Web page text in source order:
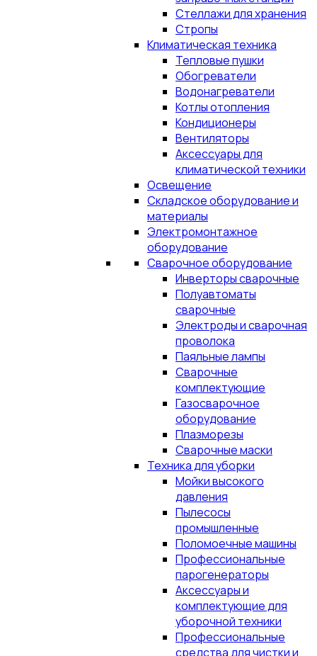
Стеллажи для хранения
Стропы
Климатическая техника
Тепловые пушки
Обогреватели
Водонагреватели
Котлы отопления
Кондиционеры
Вентиляторы
Аксессуары для
климатической техники
Освещение
Складское оборудование и
материалы
Электромонтажное
оборудование
Сварочное оборудование
Инверторы сварочные
Полуавтоматы
сварочные
Электроды и сварочная
проволока
Паяльные лампы
Сварочные
комплектующие
Газосварочное
оборудование
Плазморезы
Сварочные маски
Техника для уборки
Мойки высокого
давления
Пылесосы
промышленные
Поломоечные машины
Профессиональные
парогенераторы
Аксессуары и
комплектующие для
уборочной техники
Профессиональные
средства для чистки и